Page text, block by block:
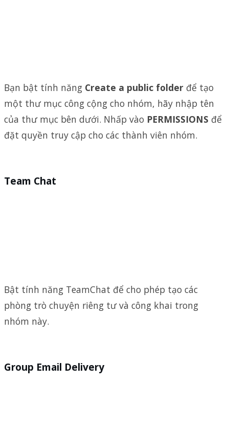
Bạn bật tính năng Create a public folder để tạo
một thư mục công cộng cho nhóm, hãy nhập tên
của thư mục bên dưới. Nhấp vào PERMISSIONS để
đặt quyền truy cập cho các thành viên nhóm.
Team Chat
Bật tính năng TeamChat để cho phép tạo các
phòng trò chuyện riêng tư và công khai trong
nhóm này.
Group Email Delivery